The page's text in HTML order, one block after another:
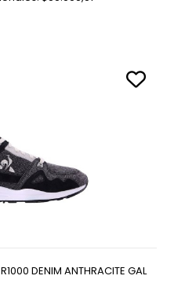
DENIM ANTHRACITE GAL